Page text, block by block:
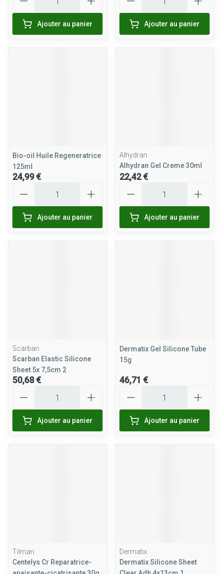
Ajouter au panier Ajouter au panier
Bio-oil Huile Regeneratrice
125ml
24,99 €
Ajouter au panier
Alhydran
Alhydran Gel Creme 30ml
22,42 €
Ajouter au panier
Scarban
Scarban Elastic Silicone
Sheet 5x 7,5cm 2
50,68 €
Ajouter au panier
Dermatix Gel Silicone Tube
15g
46,71 €
Ajouter au panier
Tilman
Centelys Cr Reparatrice-
Dermatix
Dermatix Silicone Sheet